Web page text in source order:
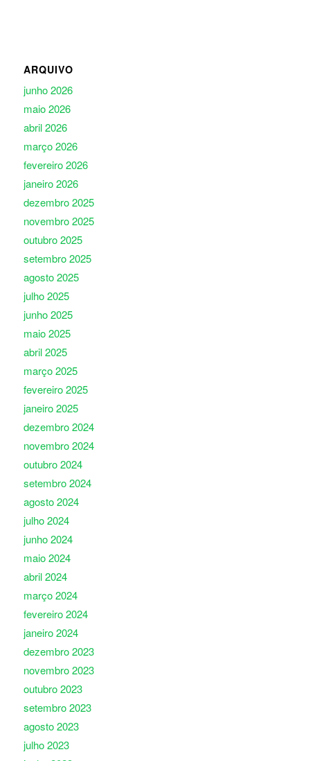
ARQUIVO
junho 2026
maio 2026
abril 2026
março 2026
fevereiro 2026
janeiro 2026
dezembro 2025
novembro 2025
outubro 2025
setembro 2025
agosto 2025
julho 2025
junho 2025
maio 2025
abril 2025
março 2025
fevereiro 2025
janeiro 2025
dezembro 2024
novembro 2024
outubro 2024
setembro 2024
agosto 2024
julho 2024
junho 2024
maio 2024
abril 2024
março 2024
fevereiro 2024
janeiro 2024
dezembro 2023
novembro 2023
outubro 2023
setembro 2023
agosto 2023
julho 2023